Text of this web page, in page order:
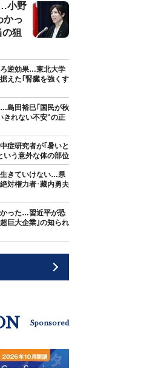
小野
かっ
狙
逆効果…東北大学
えた｢腎臓を強くす
島田裕巳｢国民が秋
きれない不安"の正
症研究者が｢暑いと
いう意外な体の部位
きていけない…県
対権力者･藏内勇夫
った…習近平が恐
巨大企業｣の知られ
Sponsored